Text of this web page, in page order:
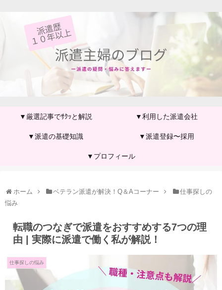
▼厳選記事でｻｸｯと解説 ▼利用した派遣会社
▼派遣の基礎知識 ▼派遣登録〜採用
▼プロフィール
ホーム ベテラン派遣が解決！Q＆Aコーナー
仕事探しの
悩み
転職のつなぎで派遣をおすすめする7つの理
由 | 実際に派遣で働く私が解説！
仕事探しの悩み